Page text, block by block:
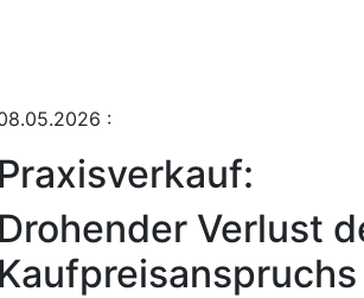
:
Verlust